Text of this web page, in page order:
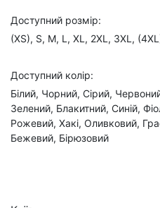
Доступний розмір:
(XS), S, M, L, XL, 2XL, 3XL,
Доступний колір:
Білий, Чорний, Сірий,
Зелений, Блакитний, Синій,
Рожевий, Хакі, Оливковий,
Бежевий, Бірюзовий